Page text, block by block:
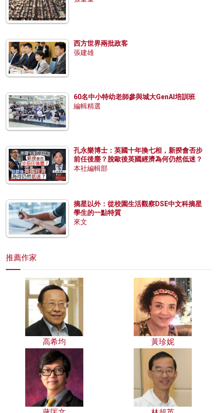
西方世界兩批政客
張建雄
60名中小特幼老師參與城大GenAI培訓班
編輯精選
孔永樂博士：英國十年換七相，新揆會否步
前任後塵？脫歐後英國經濟為何仍然低迷？
本社編輯部
摘星以外：從校園生活觀察DSE中文科摘星
學生的一點特質
來文
推薦作家
高希均 黃珍妮